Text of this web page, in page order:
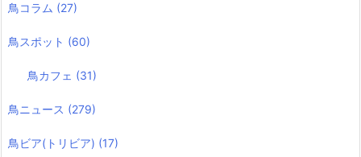
鳥コラム (27)
鳥スポット (60)
鳥カフェ (31)
鳥ニュース (279)
鳥ビア(トリビア) (17)